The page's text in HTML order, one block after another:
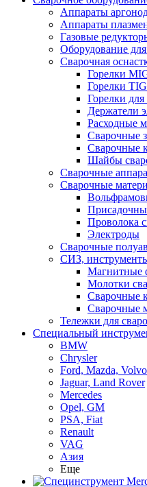
Аппараты
Аппараты
Газовые
Оборудование для
Сварочная
Горелки
Горелки TIG
Горелки для
Держатели
Расходные
Сварочные
Сварочные
Шайбы
Сварочные
Сварочные
Проволока
Электроды
Сварочные
СИЗ,
Магнитные
Молотки
Сварочные
Сварочные
Тележки для
Специальный
BMW
Chrysler
Ford, Mazda, Volvo
Jaguar, Land Rover
Mercedes
Opel, GM
PSA, Fiat
Renault
VAG
Азия
Еще